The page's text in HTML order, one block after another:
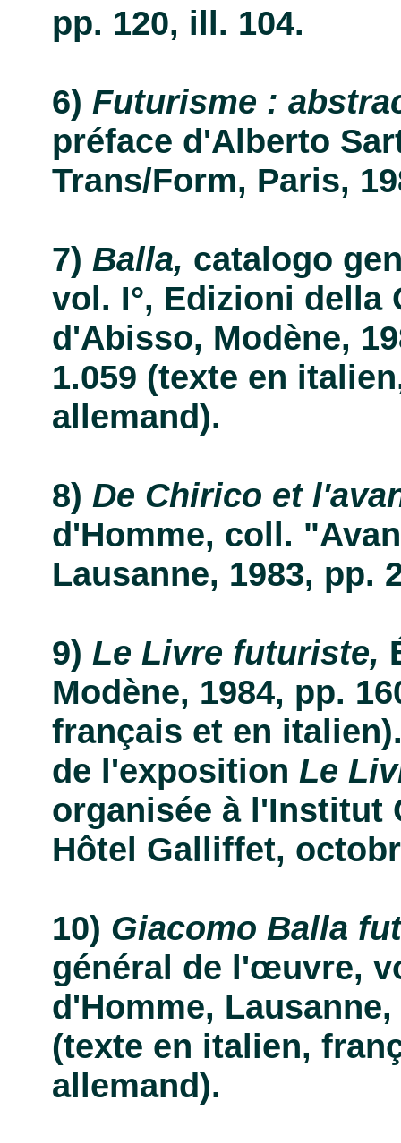
pp. 120, ill. 104.
Futurisme :
préface d'Alberto
Trans/Form, Paris,
Balla, catalogo
vol. I°, Edizioni della
d'Abisso, Modène,
1.059 (texte en
allemand).
De Chirico et
d'Homme, coll.
Lausanne, 1983, pp.
Le Livre futuriste,
Modène, 1984, pp.
français et en
de l'exposition Le
organisée à l'Institut
Hôtel Galliffet,
Giacomo Balla
général de l'œuvre,
d'Homme,
(texte en italien,
allemand).